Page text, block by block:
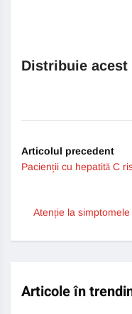
Distribuie acest
Articolul precedent
Pacienții cu hepatită C
Atenție la
Articole în